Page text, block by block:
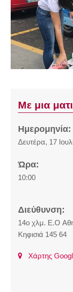
Με μια
Ημερομηνία:
Δευτέρα, 17
Ώρα:
10:00
Διεύθυνση:
14o χλμ. E.O
Κηφισιά 145 64
Χάρτης